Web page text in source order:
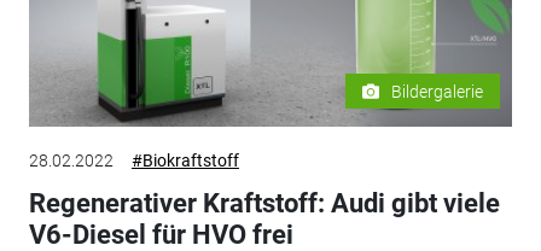
Bildergalerie
28.02.2022 #Biokraftstoff
Regenerativer Kraftstoff: Audi gibt viele
V6-Diesel für HVO frei